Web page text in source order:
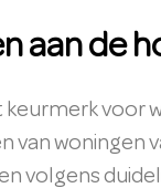
aan de
keurmerk voor
van woningen
volgens